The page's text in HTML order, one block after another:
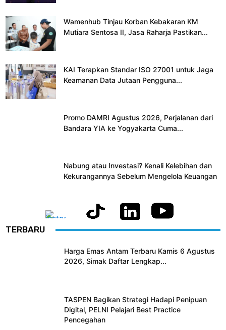
Wamenhub Tinjau Korban Kebakaran KM
Mutiara Sentosa II, Jasa Raharja Pastikan...
KAI Terapkan Standar ISO 27001 untuk Jaga
Keamanan Data Jutaan Pengguna...
Promo DAMRI Agustus 2026, Perjalanan dari
Bandara YIA ke Yogyakarta Cuma...
Nabung atau Investasi? Kenali Kelebihan dan
Kekurangannya Sebelum Mengelola Keuangan
TERBARU
Harga Emas Antam Terbaru Kamis 6 Agustus
2026, Simak Daftar Lengkap...
TASPEN Bagikan Strategi Hadapi Penipuan
Digital, PELNI Pelajari Best Practice
Pencegahan